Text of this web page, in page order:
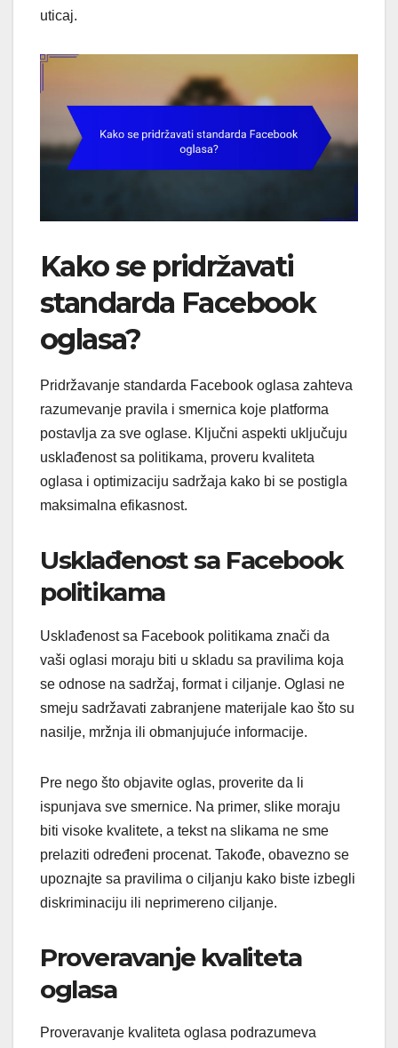
uticaj.
Kako se pridržavati
standarda Facebook
oglasa?
Pridržavanje standarda Facebook oglasa zahteva
razumevanje pravila i smernica koje platforma
postavlja za sve oglase. Ključni aspekti uključuju
usklađenost sa politikama, proveru kvaliteta
oglasa i optimizaciju sadržaja kako bi se postigla
maksimalna efikasnost.
Usklađenost sa Facebook
politikama
Usklađenost sa Facebook politikama znači da
vaši oglasi moraju biti u skladu sa pravilima koja
se odnose na sadržaj, format i ciljanje. Oglasi ne
smeju sadržavati zabranjene materijale kao što su
nasilje, mržnja ili obmanjujuće informacije.
Pre nego što objavite oglas, proverite da li
ispunjava sve smernice. Na primer, slike moraju
biti visoke kvalitete, a tekst na slikama ne sme
prelaziti određeni procenat. Takođe, obavezno se
upoznajte sa pravilima o ciljanju kako biste izbegli
diskriminaciju ili neprimereno ciljanje.
Proveravanje kvaliteta
oglasa
Proveravanje kvaliteta oglasa podrazumeva